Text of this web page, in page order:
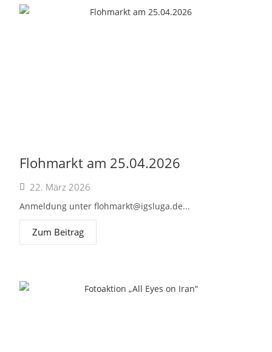
Flohmarkt am 25.04.2026
22. März 2026
Anmeldung unterflohmarkt@igsluga.de...
Zum Beitrag